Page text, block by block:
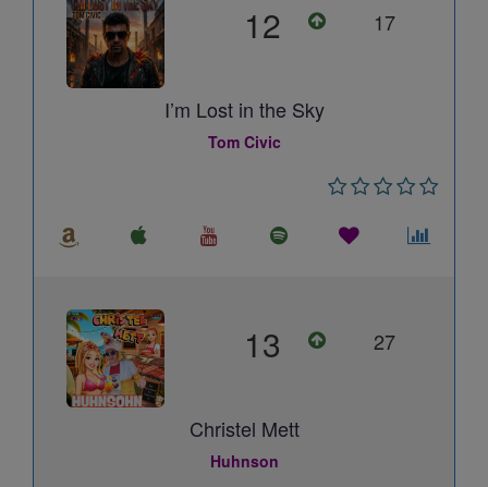
12 17
I’m Lost in the Sky
Tom Civic
13 27
Christel Mett
Huhnson